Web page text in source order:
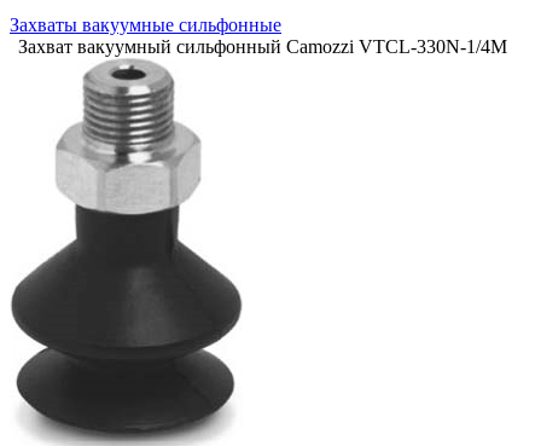
Захваты вакуумные сильфонные
Захват вакуумный сильфонный Camozzi VTCL-330N-1/4M